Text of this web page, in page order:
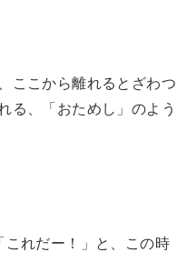
ここから離れるとざわつ
る、「おためし」のよう
れだー！」と、この時